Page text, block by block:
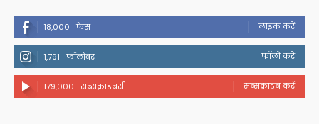
18,000 फैंस लाइक करें
1,791 फॉलोवर फॉलो करें
179,000 सब्सक्राइबर्स सब्सक्राइब करें